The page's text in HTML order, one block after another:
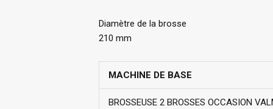
Diamètre de la brosse
210 mm
MACHINE DE BASE
BROSSEUSE 2 BROSSES OCCASION